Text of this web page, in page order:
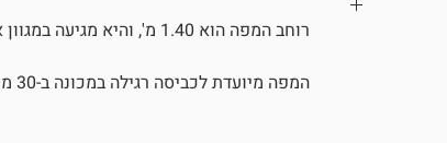
רוחב המפה הוא 1.40 מ', והיא מגיעה במגוון אורכים לבחירתך.
המפה מיועדת לכביסה רגילה במכונה ב-30 מעלות.